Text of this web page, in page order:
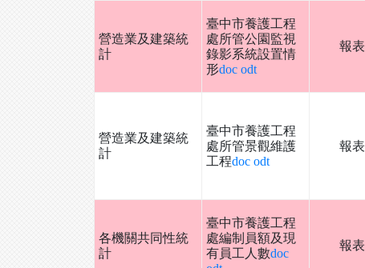
營造業及建築統
計
臺中市養護工程
處所管公園監視
錄影系統設置情
形doc odt
報表
營造業及建築統
計
臺中市養護工程
處所管景觀維護
工程doc odt
報表
各機關共同性統
計
臺中市養護工程
處編制員額及現
有員工人數doc
報表